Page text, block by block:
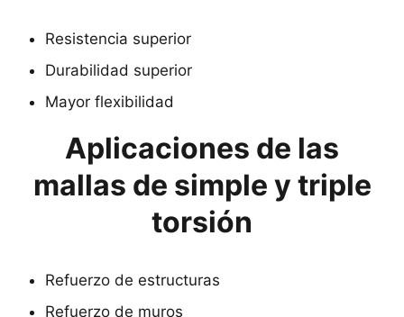
Resistencia superior
Durabilidad superior
Mayor flexibilidad
Aplicaciones de las
mallas de simple y triple
torsión
Refuerzo de estructuras
Refuerzo de muros